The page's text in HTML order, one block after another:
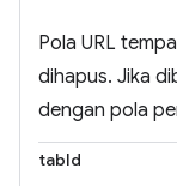
Pola URL
dihapus. Jika
dengan pola
tabId